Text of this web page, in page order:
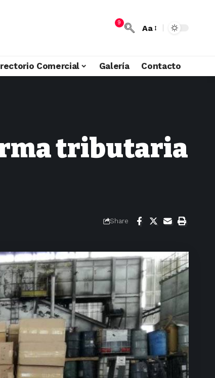
9
Aa
Comercial Galería Contacto
tributaria
Share